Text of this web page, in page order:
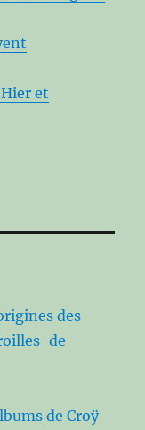
et
des
de
de Croÿ